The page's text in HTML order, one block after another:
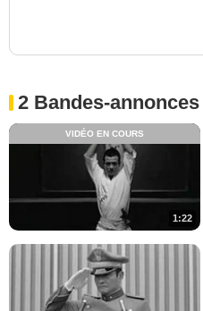
2 Bandes-
1:22
VIDÉO EN COURS